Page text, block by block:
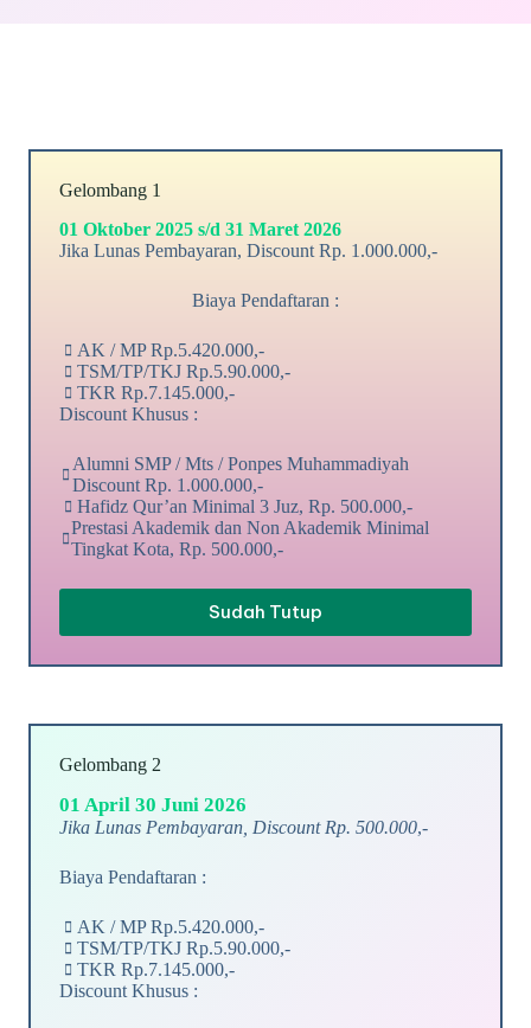
Gelombang 1
01 Oktober 2025 s/d 31 Maret 2026
Jika Lunas Pembayaran, Discount Rp. 1.000.000,-
Biaya Pendaftaran :
AK / MP Rp.5.420.000,-
TSM/TP/TKJ Rp.5.90.000,-
TKR Rp.7.145.000,-
Discount Khusus :
Alumni SMP / Mts / Ponpes Muhammadiyah
Discount Rp. 1.000.000,-
Hafidz Qur’an Minimal 3 Juz, Rp. 500.000,-
Prestasi Akademik dan Non Akademik Minimal
Tingkat Kota, Rp. 500.000,-
Sudah Tutup
Gelombang 2
01 April 30 Juni 2026
Jika Lunas Pembayaran, Discount Rp. 500.000,-
Biaya Pendaftaran :
AK / MP Rp.5.420.000,-
TSM/TP/TKJ Rp.5.90.000,-
TKR Rp.7.145.000,-
Discount Khusus :